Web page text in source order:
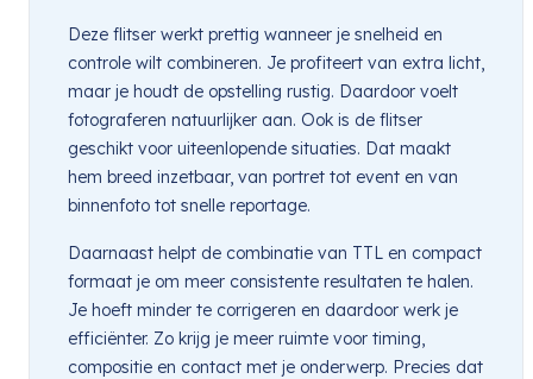
Deze flitser werkt prettig wanneer je snelheid en
controle wilt combineren. Je profiteert van extra licht,
maar je houdt de opstelling rustig. Daardoor voelt
fotograferen natuurlijker aan. Ook is de flitser
geschikt voor uiteenlopende situaties. Dat maakt
hem breed inzetbaar, van portret tot event en van
binnenfoto tot snelle reportage.
Daarnaast helpt de combinatie van TTL en compact
formaat je om meer consistente resultaten te halen.
Je hoeft minder te corrigeren en daardoor werk je
efficiënter. Zo krijg je meer ruimte voor timing,
compositie en contact met je onderwerp. Precies dat